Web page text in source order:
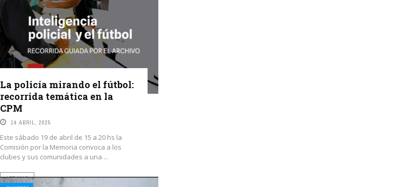
La policía mirando el fútbol:
recorrida temática en la
CPM
14 ABRIL, 2025
Este sábado 19 de abril de 15 a 20 hs la
Comisión por la Memoria convoca a los
clubes y sus comunidades a una ...
LEE MAS